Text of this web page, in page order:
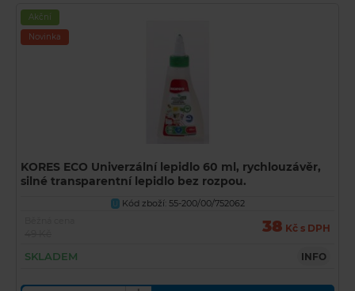
Akční
Novinka
KORES ECO Univerzální lepidlo 60 ml, rychlouzávěr,
silné transparentní lepidlo bez rozpou.
U Kód zboží: 55-200/00/752062
38 Kč s DPH
SKLADEM INFO